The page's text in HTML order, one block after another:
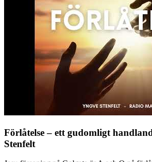
Förlåtelse – ett gudomligt
Stenfelt